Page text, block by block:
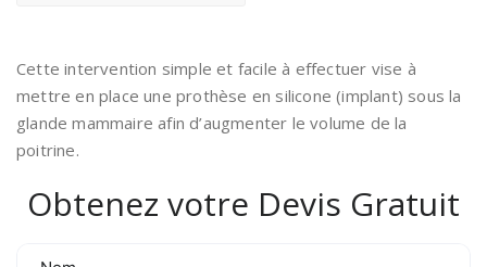
Cette intervention simple et facile à effectuer vise à
mettre en place une prothèse en silicone (implant) sous la
glande mammaire afin d’augmenter le volume de la
poitrine.
Obtenez votre Devis Gratuit